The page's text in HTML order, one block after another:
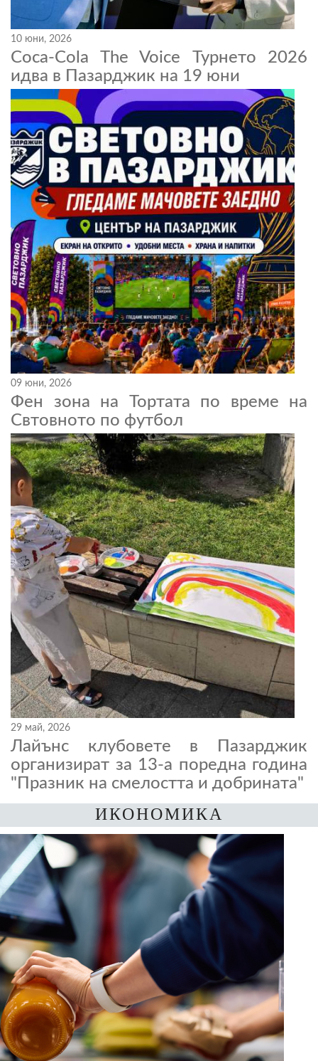
10 юни, 2026
Coca-Cola The Voice Турнето 2026
идва в Пазарджик на 19 юни
09 юни, 2026
Фен зона на Тортата по време на
Свтовното по футбол
29 май, 2026
Лайънс клубовете в Пазарджик
организират за 13-а поредна година
"Празник на смелостта и добрината"
ИКОНОМИКА